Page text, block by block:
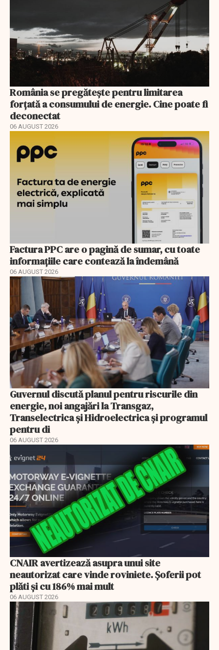
România se pregătește pentru limitarea
forțată a consumului de energie. Cine poate fi
deconectat
06 AUGUST 2026
Factura PPC are o pagină de sumar, cu toate
informațiile care contează la îndemână
06 AUGUST 2026
Guvernul discută planul pentru riscurile din
energie, noi angajări la Transgaz,
Transelectrica și Hidroelectrica și programul
pentru di
06 AUGUST 2026
CNAIR avertizează asupra unui site
neautorizat care vinde roviniete. Șoferii pot
plăti și cu 186% mai mult
06 AUGUST 2026